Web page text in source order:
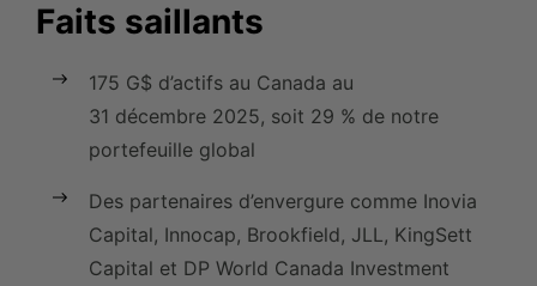
Faits saillants
175 G$ d’actifs au Canada au
31 décembre 2025, soit 29 % de notre
portefeuille global
Des partenaires d’envergure comme Inovia
Capital, Innocap, Brookfield, JLL, KingSett
Capital et DP World Canada Investment